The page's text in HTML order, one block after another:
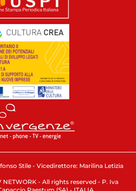
Stile - Vicedirettore: Marilina Letizia
NETWORK - All rights reserved - P. Iva